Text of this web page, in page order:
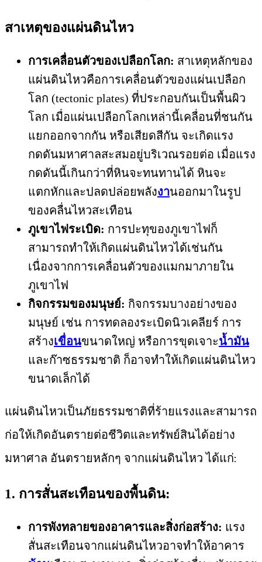
สาเหตุของแผ่นดินไหว
การเคลื่อนตัวของเปลือกโลก: สาเหตุหลักของ
แผ่นดินไหวคือการเคลื่อนตัวของแผ่นเปลือก
โลก (tectonic plates) ที่ประกอบกันเป็นพื้นผิว
โลก เมื่อแผ่นเปลือกโลกเหล่านี้เคลื่อนที่ชนกัน
แยกออกจากกัน หรือเสียดสีกัน จะเกิดแรง
กดดันมหาศาลสะสมอยู่บริเวณรอยต่อ เมื่อแรง
กดดันนี้เกินกว่าที่หินจะทนทานได้ หินจะ
แตกหักและปลดปล่อยพลังงานออกมาในรูป
ของคลื่นไหวสะเทือน
ภูเขาไฟระเบิด: การปะทุของภูเขาไฟก็
สามารถทำให้เกิดแผ่นดินไหวได้เช่นกัน
เนื่องจากการเคลื่อนตัวของแมกมาภายใน
ภูเขาไฟ
กิจกรรมของมนุษย์: กิจกรรมบางอย่างของ
มนุษย์ เช่น การทดลองระเบิดนิวเคลียร์ การ
สร้างเขื่อนขนาดใหญ่ หรือการขุดเจาะน้ำมัน
และก๊าซธรรมชาติ ก็อาจทำให้เกิดแผ่นดินไหว
ขนาดเล็กได้
แผ่นดินไหวเป็นภัยธรรมชาติที่ร้ายแรงและสามารถ
ก่อให้เกิดอันตรายต่อชีวิตและทรัพย์สินได้อย่าง
มหาศาล อันตรายหลักๆ จากแผ่นดินไหว ได้แก่:
1. การสั่นสะเทือนของพื้นดิน:
การพังทลายของอาคารและสิ่งก่อสร้าง: แรง
สั่นสะเทือนจากแผ่นดินไหวอาจทำให้อาคาร